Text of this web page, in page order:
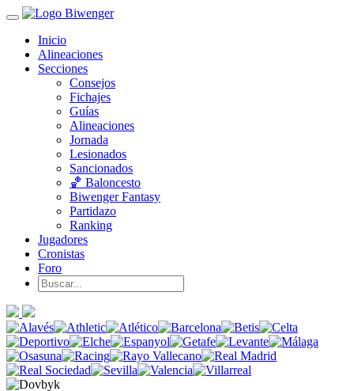
Inicio
Alineaciones
Secciones
Consejos
Fichajes
Guías
Alineaciones
Jornada
Lesionados
Sancionados
🏀 Baloncesto
Biwenger Fantasy
Partidazo
Ranking
Jugadores
Cronistas
Foro